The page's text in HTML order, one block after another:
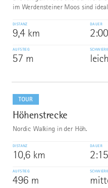
im Werdensteiner Moos sind
DISTANZ
9,4 km
DAUER
AUFSTIEG
57 m
TOUR
8
Höhenstrecke
Nordic Walking in der Höh.
DISTANZ
10,6 km
DAUER
AUFSTIEG
496 m
dazu